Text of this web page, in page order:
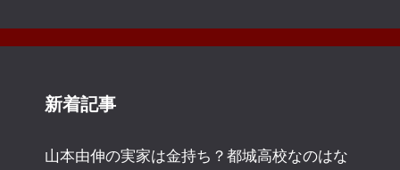
新着記事
山本由伸の実家は金持ち？都城高校なのはな